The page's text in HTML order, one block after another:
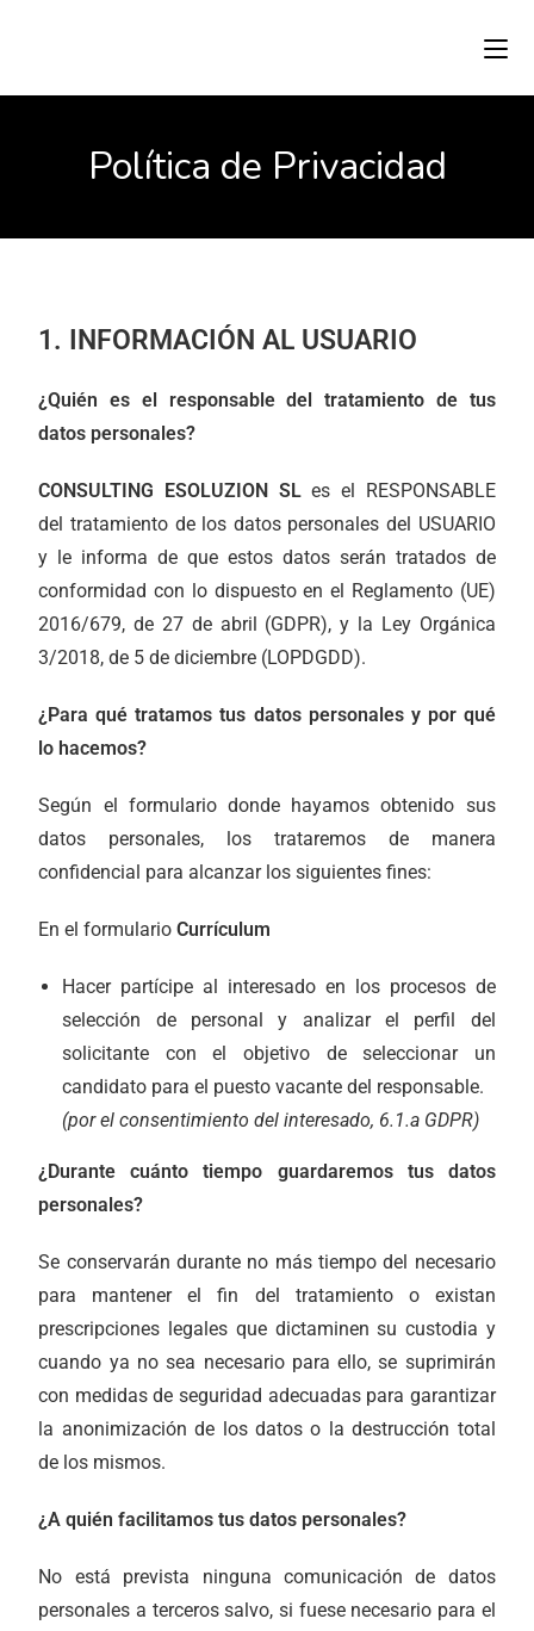
Política de Privacidad
1. INFORMACIÓN AL USUARIO
¿Quién es el responsable del tratamiento de tus
datos personales?
CONSULTING ESOLUZION SLes el RESPONSABLE
del tratamiento de los datos personales del USUARIO
y le informa de que estos datos serán tratados de
conformidad con lo dispuesto en el Reglamento (UE)
2016/679, de 27 de abril (GDPR), y la Ley Orgánica
3/2018, de 5 de diciembre (LOPDGDD).
¿Para qué tratamos tus datos personales y por qué
lo hacemos?
Según el formulario donde hayamos obtenido sus
datos personales, los trataremos de manera
confidencial para alcanzar los siguientes fines:
En el formularioCurrículum
Hacer partícipe al interesado en los procesos de
selección de personal y analizar el perfil del
solicitante con el objetivo de seleccionar un
candidato para el puesto vacante del responsable.
(por el consentimiento del interesado, 6.1.a GDPR)
¿Durante cuánto tiempo guardaremos tus datos
personales?
Se conservarán durante no más tiempo del necesario
para mantener el fin del tratamiento o existan
prescripciones legales que dictaminen su custodia y
cuando ya no sea necesario para ello, se suprimirán
con medidas de seguridad adecuadas para garantizar
la anonimización de los datos o la destrucción total
de los mismos.
¿A quién facilitamos tus datos personales?
No está prevista ninguna comunicación de datos
personales a terceros salvo, si fuese necesario para el